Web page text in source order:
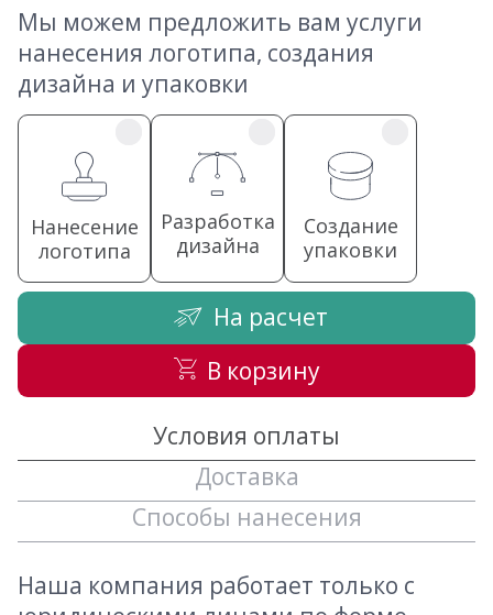
Мы можем предложить вам услуги
нанесения логотипа, создания
дизайна и упаковки
Нанесение
логотипа
Разработка
дизайна
Создание
упаковки
На расчет
В корзину
Условия оплаты
Доставка
Способы нанесения
Наша компания работает только с